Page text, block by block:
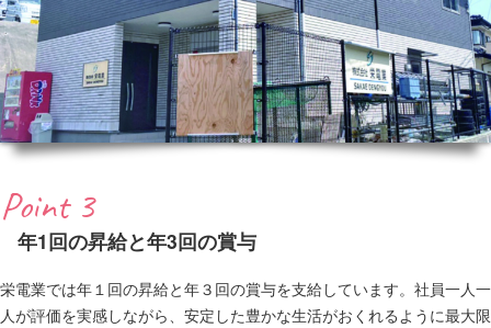
Point 3
年1回の昇給と年3回の賞与
栄電業では年１回の昇給と年３回の賞与を支給しています。社員一人一
人が評価を実感しながら、安定した豊かな生活がおくれるように最大限